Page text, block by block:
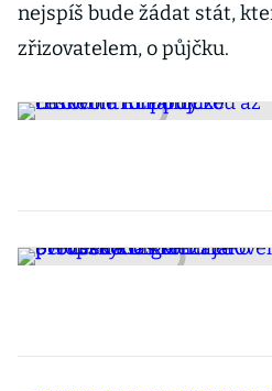
nejspíš bude žádat stát,
zřizovatelem, o půjčku.